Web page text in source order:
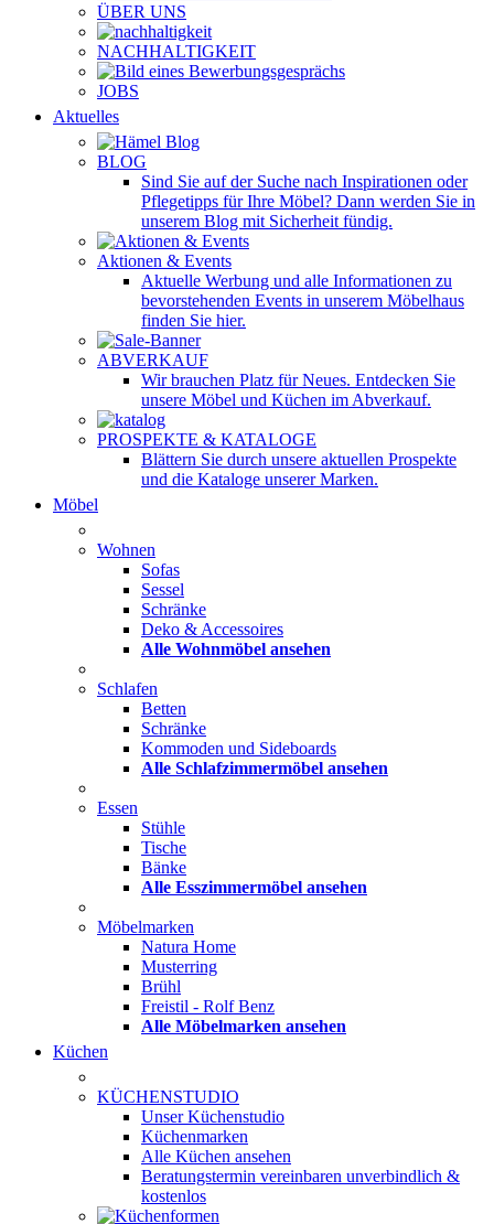
ÜBER UNS
NACHHALTIGKEIT
JOBS
Aktuelles
BLOG
Sind Sie auf der Suche nach Inspirationen oder
Pflegetipps für Ihre Möbel? Dann werden Sie in
unserem Blog mit Sicherheit fündig.
Aktionen & Events
Aktuelle Werbung und alle Informationen zu
bevorstehenden Events in unserem Möbelhaus
finden Sie hier.
ABVERKAUF
Wir brauchen Platz für Neues. Entdecken Sie
unsere Möbel und Küchen im Abverkauf.
PROSPEKTE & KATALOGE
Blättern Sie durch unsere aktuellen Prospekte
und die Kataloge unserer Marken.
Möbel
Wohnen
Sofas
Sessel
Schränke
Deko & Accessoires
Alle Wohnmöbel ansehen
Schlafen
Betten
Schränke
Kommoden und Sideboards
Alle Schlafzimmermöbel ansehen
Essen
Stühle
Tische
Bänke
Alle Esszimmermöbel ansehen
Möbelmarken
Natura Home
Musterring
Brühl
Freistil - Rolf Benz
Alle Möbelmarken ansehen
Küchen
KÜCHENSTUDIO
Unser Küchenstudio
Küchenmarken
Alle Küchen ansehen
Beratungstermin vereinbaren unverbindlich &
kostenlos